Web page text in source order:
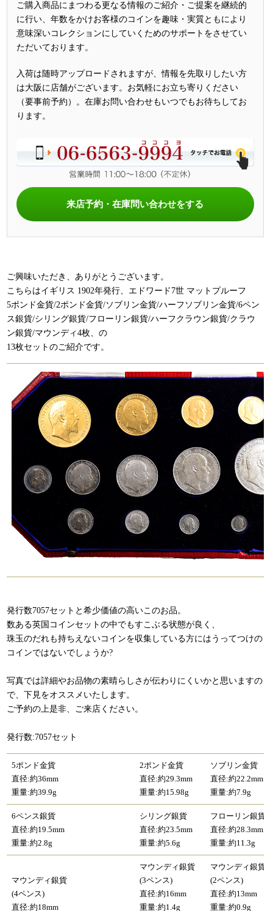
ご購入商品にまつわる更なる情報のご紹介・ご提案を継続的
に行い、年数をかけお客様のコインを趣味・実質ともにより
意味深いコレクションにしていくためのサポートをさせてい
ただいております。
入荷は随時アップロードされますが、情報を先取りしたい方
は大阪に店舗がございます。お気軽にお立ち寄りください
（要事前予約）。在庫お問い合わせもいつでもお待ちしてお
ります。
来店予約・在庫問い合わせをする
ご興味いただき、ありがとうございます。
こちらはイギリス 1902年発行、エドワード7世 マットプルーフ
5ポンド金貨/2ポンド金貨/ソブリン金貨/ハーフソブリン金貨/6ペン
ス銀貨/シリング銀貨/フローリン銀貨/ハーフクラウン銀貨/クラウ
ン銀貨/マウンディ4枚、の
13枚セットのご紹介です。
発行数7057セットと希少価値の高いこのお品。
数ある英国コインセットの中でもすこぶる状態が良く、
珠玉のだれも持ちえないコインを収集している方にはうってつけの
コインではないでしょうか?
写真では詳細やお品物の素晴らしさが伝わりにくいかと思いますの
で、下見をオススメいたします。
ご予約の上是非、ご来店ください。
発行数:7057セット
5ポンド金貨
直径:約36mm
重量:約39.9g
2ポンド金貨
直径:約29.3mm
重量:約15.98g
ソブリン金貨
直径:約22.2mm
重量:約7.9g
6ペンス銀貨
直径:約19.5mm
重量:約2.8g
シリング銀貨
直径:約23.5mm
重量:約5.6g
フローリン銀貨
直径:約28.3mm
重量:約11.3g
マウンディ銀貨
(4ペンス)
直径:約18mm
マウンディ銀貨
(3ペンス)
直径:約16mm
重量:約1.4g
マウンディ銀貨
(2ペンス)
直径:約13mm
重量:約0.9g